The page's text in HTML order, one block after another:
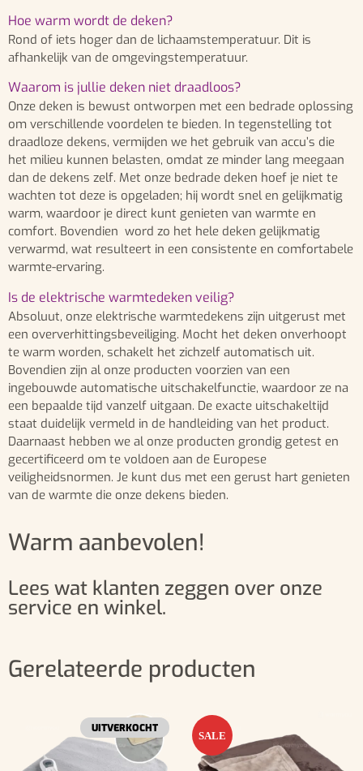
Hoe warm wordt de deken?
Rond of iets hoger dan de lichaamstemperatuur. Dit is
afhankelijk van de omgevingstemperatuur.
Waarom is jullie deken niet draadloos?
Onze deken is bewust ontworpen met een bedrade oplossing
om verschillende voordelen te bieden. In tegenstelling tot
draadloze dekens, vermijden we het gebruik van accu’s die
het milieu kunnen belasten, omdat ze minder lang meegaan
dan de dekens zelf. Met onze bedrade deken hoef je niet te
wachten tot deze is opgeladen; hij wordt snel en gelijkmatig
warm, waardoor je direct kunt genieten van warmte en
comfort. Bovendien word zo het hele deken gelijkmatig
verwarmd, wat resulteert in een consistente en comfortabele
warmte-ervaring.
Is de elektrische warmtedeken veilig?
Absoluut, onze elektrische warmtedekens zijn uitgerust met
een oververhittingsbeveiliging. Mocht het deken onverhoopt
te warm worden, schakelt het zichzelf automatisch uit.
Bovendien zijn al onze producten voorzien van een
ingebouwde automatische uitschakelfunctie, waardoor ze na
een bepaalde tijd vanzelf uitgaan. De exacte uitschakeltijd
staat duidelijk vermeld in de handleiding van het product.
Daarnaast hebben we al onze producten grondig getest en
gecertificeerd om te voldoen aan de Europese
veiligheidsnormen. Je kunt dus met een gerust hart genieten
van de warmte die onze dekens bieden.
Warm aanbevolen!
Lees wat klanten zeggen over onze
service en winkel.
Gerelateerde producten
UITVERKOCHT
SALE